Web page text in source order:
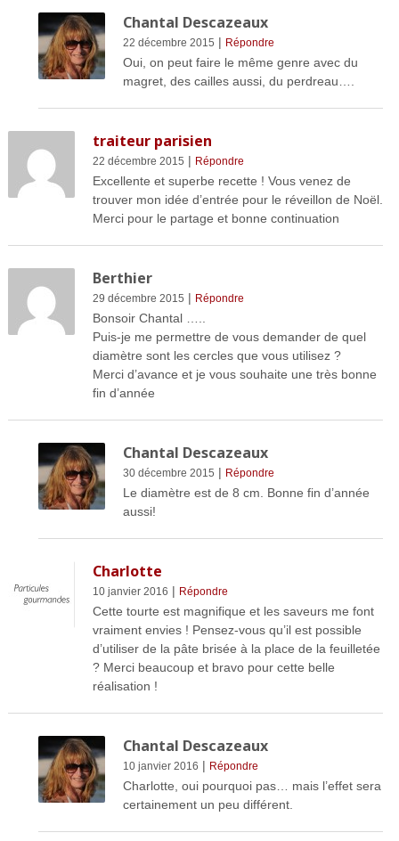
Chantal Descazeaux
22 décembre 2015 | Répondre
Oui, on peut faire le même genre avec du
magret, des cailles aussi, du perdreau….
traiteur parisien
22 décembre 2015 | Répondre
Excellente et superbe recette ! Vous venez de
trouver mon idée d’entrée pour le réveillon de Noël.
Merci pour le partage et bonne continuation
Berthier
29 décembre 2015 | Répondre
Bonsoir Chantal …..
Puis-je me permettre de vous demander de quel
diamètre sont les cercles que vous utilisez ?
Merci d’avance et je vous souhaite une très bonne
fin d’année
Chantal Descazeaux
30 décembre 2015 | Répondre
Le diamètre est de 8 cm. Bonne fin d’année
aussi!
Charlotte
10 janvier 2016 | Répondre
Cette tourte est magnifique et les saveurs me font
vraiment envies ! Pensez-vous qu’il est possible
d’utiliser de la pâte brisée à la place de la feuilletée
? Merci beaucoup et bravo pour cette belle
réalisation !
Chantal Descazeaux
10 janvier 2016 | Répondre
Charlotte, oui pourquoi pas… mais l’effet sera
certainement un peu différent.